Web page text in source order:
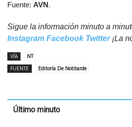
Fuente: AVN.
Sigue la información minuto a
Instagram Facebook Twitter¡La
VÍA
NT
FUENTE
Editoría De Notitarde
Último minuto